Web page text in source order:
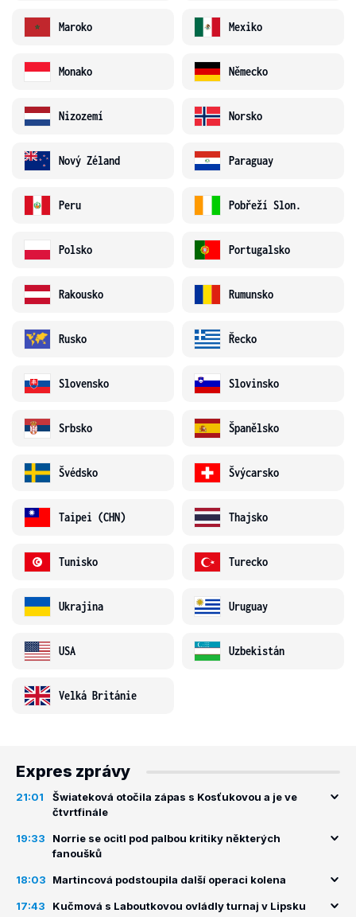
Maroko Mexiko
Monako Německo
Nizozemí Norsko
Nový Zéland Paraguay
Peru Pobřeží Slon.
Polsko Portugalsko
Rakousko Rumunsko
Rusko Řecko
Slovensko Slovinsko
Srbsko Španělsko
Švédsko Švýcarsko
Taipei (CHN) Thajsko
Tunisko Turecko
Ukrajina Uruguay
USA Uzbekistán
Velká Británie
Expres zprávy
21:01
Šwiateková otočila zápas s Kosťukovou a je ve
čtvrtfinále
19:33
Norrie se ocitl pod palbou kritiky některých
fanoušků
18:03 Martincová podstoupila další operaci kolena
17:43 Kučmová s Laboutkovou ovládly turnaj v Lipsku